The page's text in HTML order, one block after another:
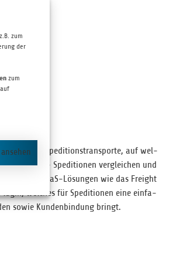
zum
der
zum
für Spe­di­ti­ons­trans­porte, auf wel­
von 500+ Spe­di­tio­nen ver­glei­chen und
pamyra SaaS-Lösun­gen wie das Freight
wel­ches für Spe­di­tio­nen eine ein­fa­
sowie Kun­den­bin­dung bringt.